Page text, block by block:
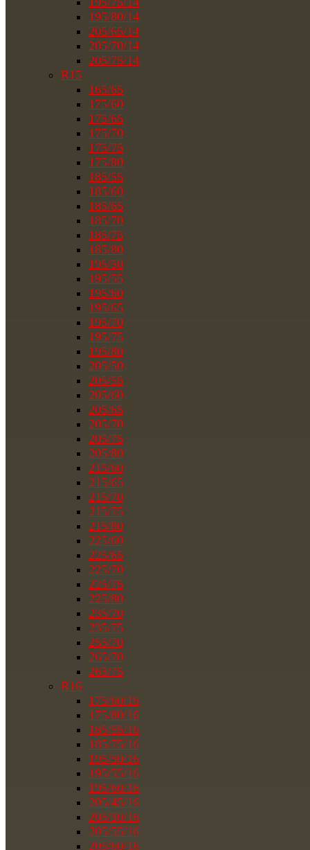
195/80/14
205/65/14
205/70/14
205/75/14
R15
165/65
175/60
175/65
175/70
175/75
175/80
185/55
185/60
185/65
185/70
185/75
185/80
195/50
195/55
195/60
195/65
195/70
195/75
195/80
205/50
205/55
205/60
205/65
205/70
205/75
205/80
215/60
215/65
215/70
215/75
215/80
225/60
225/65
225/70
225/75
225/80
235/70
235/75
255/70
265/70
265/75
R16
175/60/16
175/80/16
185/55/16
185/75/16
195/50/16
195/55/16
195/60/16
205/45/16
205/50/16
205/55/16
205/60/16